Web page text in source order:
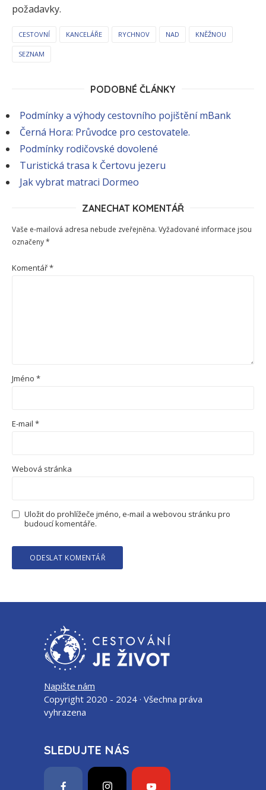
požadavky.
CESTOVNÍ KANCELÁŘE RYCHNOV NAD KNĚŽNOU
SEZNAM
PODOBNÉ ČLÁNKY
Podmínky a výhody cestovního pojištění mBank
Černá Hora: Průvodce pro cestovatele.
Podmínky rodičovské dovolené
Turistická trasa k Čertovu jezeru
Jak vybrat matraci Dormeo
ZANECHAT KOMENTÁŘ
Vaše e-mailová adresa nebude zveřejněna. Vyžadované informace jsou
označeny*
Komentář*
Jméno *
E-mail *
Webová stránka
Uložit do prohlížeče jméno, e-mail a webovou stránku pro
budoucí komentáře.
Napište nám
Copyright 2020 - 2024 · Všechna práva
vyhrazena
SLEDUJTE NÁS